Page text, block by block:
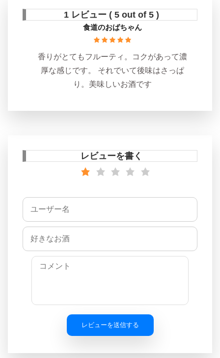
1 レビュー ( 5 out of 5 )
食道のおばちゃん
香りがとてもフルーティ。コクがあって濃
厚な感じです。 それでいて後味はさっぱ
り。美味しいお酒です
レビューを書く
レビューを送信する